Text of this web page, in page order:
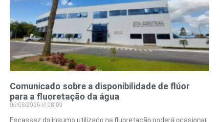
Comunicado sobre a disponibilidade de flúor
para a fluoretação da água
06/08/2026 08:09
Escassez do insumo utilizado na fluoretação poderá ocasionar